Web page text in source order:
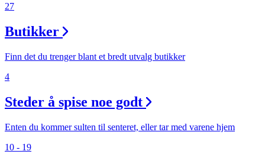
Ledige stillinger
Gavekort
Finn frem
27
Butikker
Finn det du trenger blant et bredt utvalg butikker
4
Steder å spise noe godt
Enten du kommer sulten til senteret, eller tar med varene hjem
10 - 19